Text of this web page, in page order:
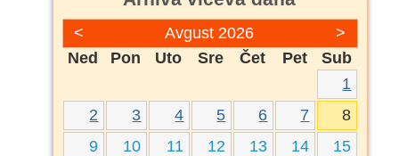
< >
Avgust 2026
Ned
Pon Uto Sre Čet Pet
Sub
1
2
3 4 5 6 7
8
9
10 11 12 13 14
15